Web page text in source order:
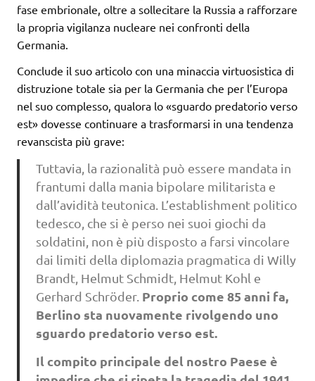
fase embrionale, oltre a sollecitare la Russia a rafforzare
la propria vigilanza nucleare nei confronti della
Germania.
Conclude il suo articolo con una minaccia virtuosistica di
distruzione totale sia per la Germania che per l’Europa
nel suo complesso, qualora lo «sguardo predatorio verso
est» dovesse continuare a trasformarsi in una tendenza
revanscista più grave:
Tuttavia, la razionalità può essere mandata in
frantumi dalla mania bipolare militarista e
dall’avidità teutonica. L’establishment politico
tedesco, che si è perso nei suoi giochi da
soldatini, non è più disposto a farsi vincolare
dai limiti della diplomazia pragmatica di Willy
Brandt, Helmut Schmidt, Helmut Kohl e
Gerhard Schröder. Proprio come 85 anni fa,
Berlino sta nuovamente rivolgendo uno
sguardo predatorio verso est.
Il compito principale del nostro Paese è